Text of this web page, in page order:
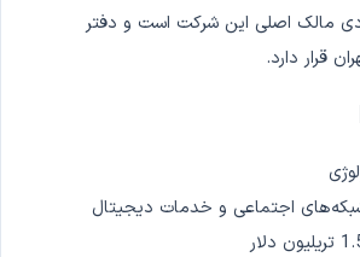
مالک اصلی این شرکت است و دفتر
قرار دارد.
اجتماعی و خدمات دیجیتال